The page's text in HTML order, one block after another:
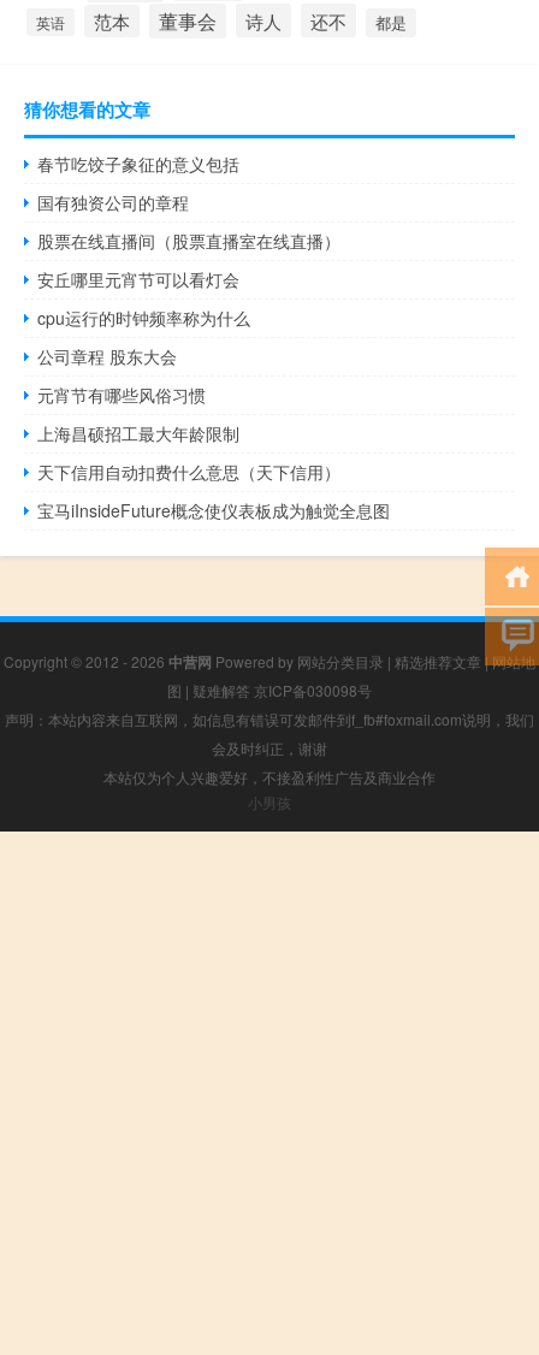
英语 范本 董事会 诗人 还不 都是
猜你想看的文章
春节吃饺子象征的意义包括
国有独资公司的章程
股票在线直播间（股票直播室在线直播）
安丘哪里元宵节可以看灯会
cpu运行的时钟频率称为什么
公司章程 股东大会
元宵节有哪些风俗习惯
上海昌硕招工最大年龄限制
天下信用自动扣费什么意思（天下信用）
宝马iInsideFuture概念使仪表板成为触觉全息图
Copyright © 2012 - 2026 中营网 Powered by 网站分类目录 | 精选推荐文章 |网站地
图 | 疑难解答 京ICP备030098号
声明：本站内容来自互联网，如信息有错误可发邮件到f_fb#foxmail.com说明，我们
会及时纠正，谢谢
本站仅为个人兴趣爱好，不接盈利性广告及商业合作
小男孩